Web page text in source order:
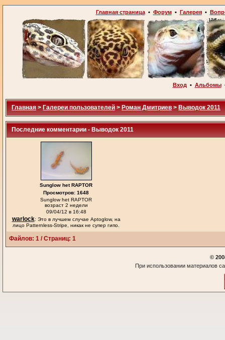
Главная страница• Форум• Галерея•
Вход • Альбомы
Главная > Галереи пользователей > Роман Дмитриев > Выводок 2011
Последние комментарии - Выводок 2011
Sunglow het RAPTOR
Просмотров: 1648
Sunglow het RAPTOR
возраст 2 недели
09/04/12 в 16:48
warlock: Это в лучшем случае Aptoglow, на
лицо Patternless-Stripe, никак не супер гипо.
Файлов: 1 / Страниц: 1
©
При использовании материалов